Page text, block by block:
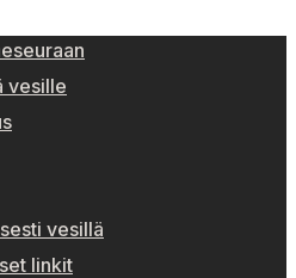
vesille
vesillä
linkit